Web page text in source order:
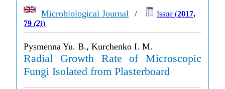
Microbiological Journal / Issue (2017,
79(2))
Pysmenna Yu. B., Kurchenko I. M.
Radial Growth Rate of Microscopic
Fungi Isolated from Plasterboard